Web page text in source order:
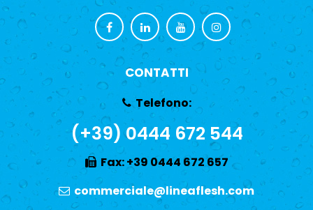
CONTATTI
Telefono:
(+39) 0444 672 544
Fax: +39 0444 672 657
commerciale@lineaflesh.com